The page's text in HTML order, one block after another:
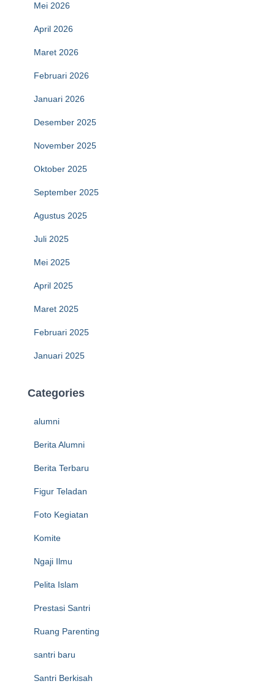
Mei 2026
April 2026
Maret 2026
Februari 2026
Januari 2026
Desember 2025
November 2025
Oktober 2025
September 2025
Agustus 2025
Juli 2025
Mei 2025
April 2025
Maret 2025
Februari 2025
Januari 2025
Categories
alumni
Berita Alumni
Berita Terbaru
Figur Teladan
Foto Kegiatan
Komite
Ngaji Ilmu
Pelita Islam
Prestasi Santri
Ruang Parenting
santri baru
Santri Berkisah